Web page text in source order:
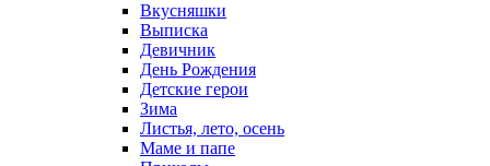
Вкусняшки
Выписка
Девичник
День Рождения
Детские герои
Зима
Листья, лето, осень
Маме и папе